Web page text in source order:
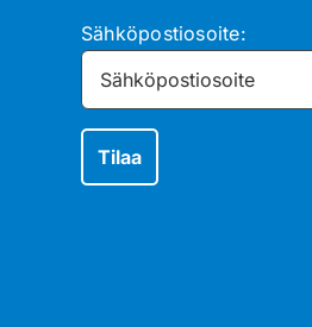
Sähköpostiosoite: